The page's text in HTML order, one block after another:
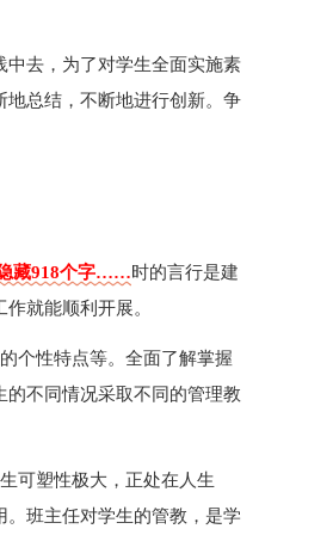
去，为了对学生全面实施素
地总结，不断地进行创新。争
藏918个字……时的言行是建
就能顺利开展。
个性特点等。全面了解掌握
不同情况采取不同的管理教
可塑性极大，正处在人生
班主任对学生的管教，是学